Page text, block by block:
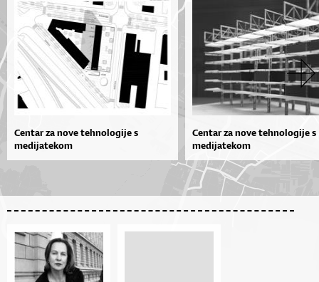
Centar za nove tehnologije s
medijatekom
Centar za nove tehnologije s
medijatekom